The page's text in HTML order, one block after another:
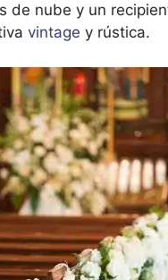
de nube y un
vintage y rústica.